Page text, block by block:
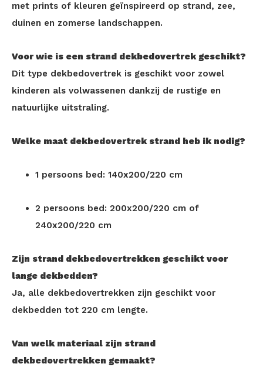
met prints of kleuren geïnspireerd op strand, zee,
duinen en zomerse landschappen.
Voor wie is een strand dekbedovertrek geschikt?
Dit type dekbedovertrek is geschikt voor zowel
kinderen als volwassenen dankzij de rustige en
natuurlijke uitstraling.
Welke maat dekbedovertrek strand heb ik nodig?
1 persoons bed: 140x200/220 cm
2 persoons bed: 200x200/220 cm of
240x200/220 cm
Zijn strand dekbedovertrekken geschikt voor
lange dekbedden?
Ja, alle dekbedovertrekken zijn geschikt voor
dekbedden tot 220 cm lengte.
Van welk materiaal zijn strand
dekbedovertrekken gemaakt?